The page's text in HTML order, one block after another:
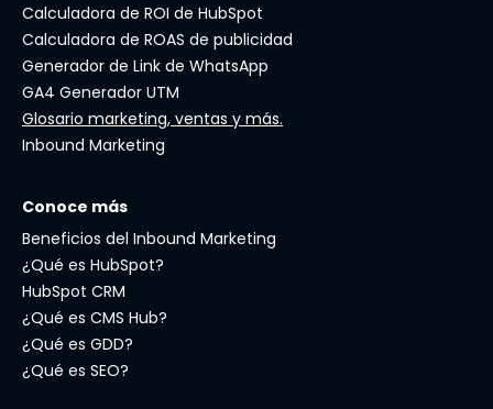
Calculadora de ROI de HubSpot
Calculadora de ROAS de publicidad
Generador de Link de WhatsApp
GA4 Generador UTM
Glosario marketing, ventas y más.
Inbound Marketing
Conoce más
Beneficios del Inbound Marketing
¿Qué es HubSpot?
HubSpot CRM
¿Qué es CMS Hub?
¿Qué es GDD?
¿Qué es SEO?